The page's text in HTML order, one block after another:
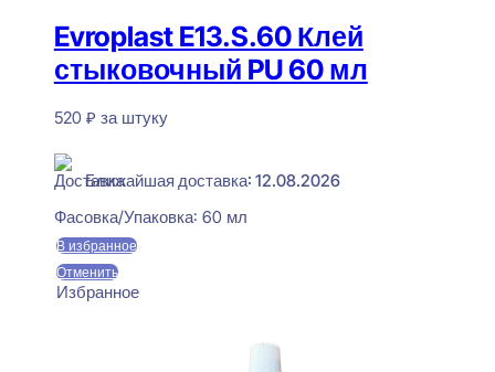
Evroplast E13.S.60 Клей
стыковочный PU 60 мл
520 ₽ за штуку
Ближайшая доставка: 12.08.2026
Фасовка/Упаковка: 60 мл
В избранное
Отменить
Избранное